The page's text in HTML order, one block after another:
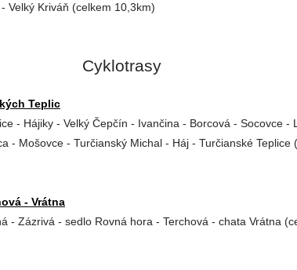
Velký Kriváň (celkem 10,3km)
Cyklotrasy
Teplic
- Hájiky - Velký Čepčín - Ivančina - Borcová - Socovce -
- Mošovce - Turčianský Michal - Háj - Turčianské Teplice
- Vrátna
- Zázrivá - sedlo Rovná hora - Terchová - chata Vrátna